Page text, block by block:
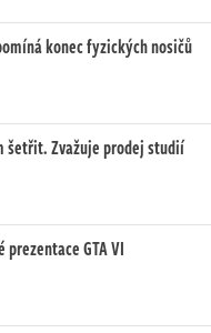
konec fyzických nosičů
šetřit. Zvažuje prodej studií
GTA VI